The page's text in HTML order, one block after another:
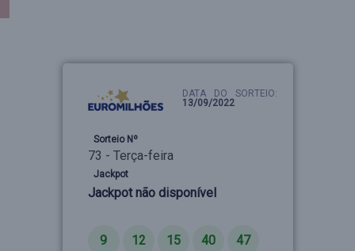
DATA DO SORTEIO:
13/09/2022
Sorteio Nº
73 - Terça-feira
Jackpot
Jackpot não disponível
9 12 15 40 47